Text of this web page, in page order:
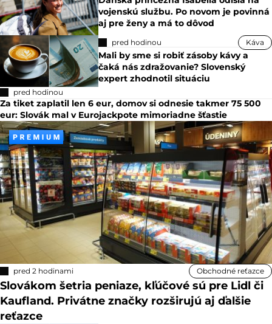
vojenskú službu. Po novom je povinná
aj pre ženy a má to dôvod
pred hodinou Káva
Mali by sme si robiť zásoby kávy a
čaká nás zdražovanie? Slovenský
expert zhodnotil situáciu
pred hodinou
Za tiket zaplatil len 6 eur, domov si odnesie takmer 75 500
eur: Slovák mal v Eurojackpote mimoriadne šťastie
pred 2 hodinami Obchodné reťazce
Slovákom šetria peniaze, kľúčové sú pre Lidl či
Kaufland. Privátne značky rozširujú aj ďalšie
reťazce